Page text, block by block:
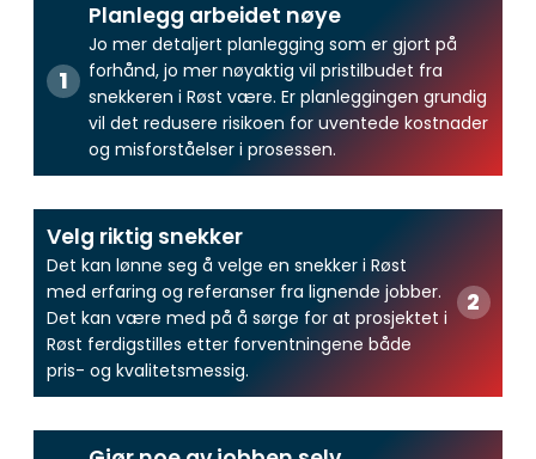
Planlegg arbeidet nøye
Jo mer detaljert planlegging som er gjort på
forhånd, jo mer nøyaktig vil pristilbudet fra
snekkeren i Røst være. Er planleggingen grundig
vil det redusere risikoen for uventede kostnader
og misforståelser i prosessen.
Velg riktig snekker
Det kan lønne seg å velge en snekker i Røst
med erfaring og referanser fra lignende jobber.
Det kan være med på å sørge for at prosjektet i
Røst ferdigstilles etter forventningene både
pris- og kvalitetsmessig.